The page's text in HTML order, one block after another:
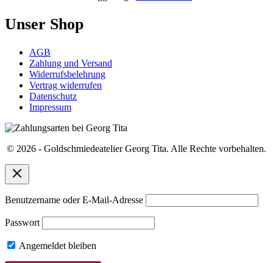
Unser Shop
AGB
Zahlung und Versand
Widerrufsbelehrung
Vertrag widerrufen
Datenschutz
Impressum
© 2026 - Goldschmiedeatelier Georg Tita. Alle Rechte vorbehalten.
Benutzername oder E-Mail-Adresse
Passwort
Angemeldet bleiben